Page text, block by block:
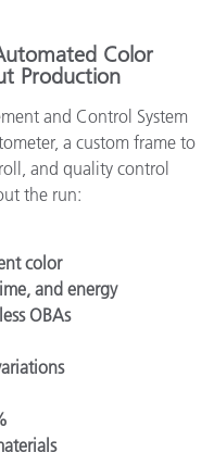
Color
Production
and Control System
a custom frame to
and quality control
the run:
color
and energy
OBAs